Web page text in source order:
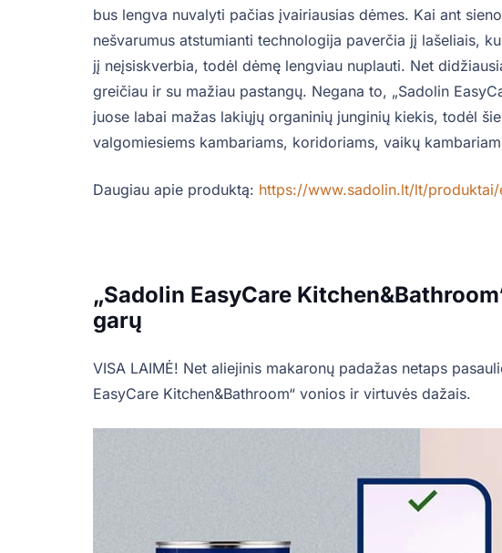
bus lengva nuvalyti pačias įvairiausias dėmes. Kai ant
nešvarumus atstumianti technologija paverčia jį lašeliais,
jį neįsiskverbia, todėl dėmę lengviau nuplauti. Net
greičiau ir su mažiau pastangų. Negana to, „Sadolin
juose labai mažas lakiųjų organinių junginių kiekis, todėl
valgomiesiems kambariams, koridoriams, vaikų
Daugiau apie produktą: https://www.sadolin.lt/lt/produktai/
„Sadolin EasyCare
garų
VISA LAIMĖ! Net aliejinis makaronų padažas netaps
EasyCare Kitchen&Bathroom“ vonios ir virtuvės dažais.